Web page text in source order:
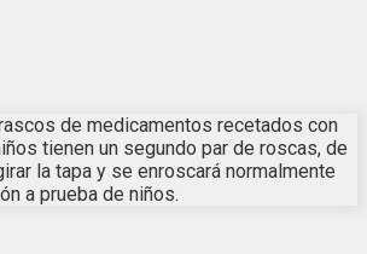
de medicamentos recetados con
tienen un segundo par de roscas, de
la tapa y se enroscará normalmente
a prueba de niños.